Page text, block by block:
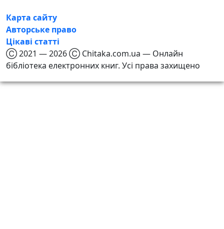
Карта сайту
Авторське право
Цікаві статті
Ⓒ 2021 — 2026 Ⓒ Chitaka.com.ua — Онлайн
бібліотека електронних книг. Усі права захищено